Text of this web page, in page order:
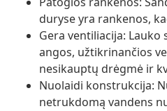
duryse yra rankenos,
Gera ventiliacija: Lauko
angos, užtikrinančios
nesikauptų drėgmė ir
Nuolaidi konstrukcija:
netrukdomą vandens